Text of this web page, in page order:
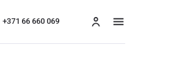
+371 66 660 069 izvēlne